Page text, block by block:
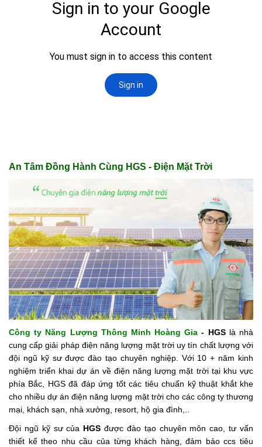
An Tâm Đồng Hành Cùng HGS - Điện Mặt Trời
Công ty Năng Lượng Thông Minh Hoàng Gia - HGSlà nhà
cung cấp giải pháp điện năng lượng mặt trời uy tín chất lượng với
đội ngũ kỹ sư được đào tạo chuyên nghiệp. Với 10 + năm kinh
nghiệm triển khai dự án về điện năng lượng mặt trời tại khu vực
phía Bắc, HGS đã đáp ứng tốt các tiêu chuẩn kỹ thuật khắt khe
cho nhiều dự án điện năng lượng mặt trời cho các công ty thương
mại, khách sạn, nhà xưởng, resort, hộ gia đình,..
Đội ngũ kỹ sư của HGS được đào tạo chuyên môn cao, tư vấn
thiết kế theo nhu cầu của từng khách hàng, đảm bảo ccs tiêu